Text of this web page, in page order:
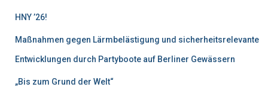
HNY ’26!
Maßnahmen gegen Lärmbelästigung und sicherheitsrelevante
Entwicklungen durch Partyboote auf Berliner Gewässern
„Bis zum Grund der Welt“